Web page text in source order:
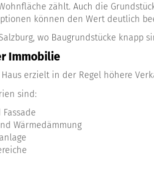
zählt. Auch die
können den Wert deutlich
wo Baugrundstücke knapp
Immobilie
Haus erzielt in der Regel höhere
sind:
Fassade
Wärmedämmung